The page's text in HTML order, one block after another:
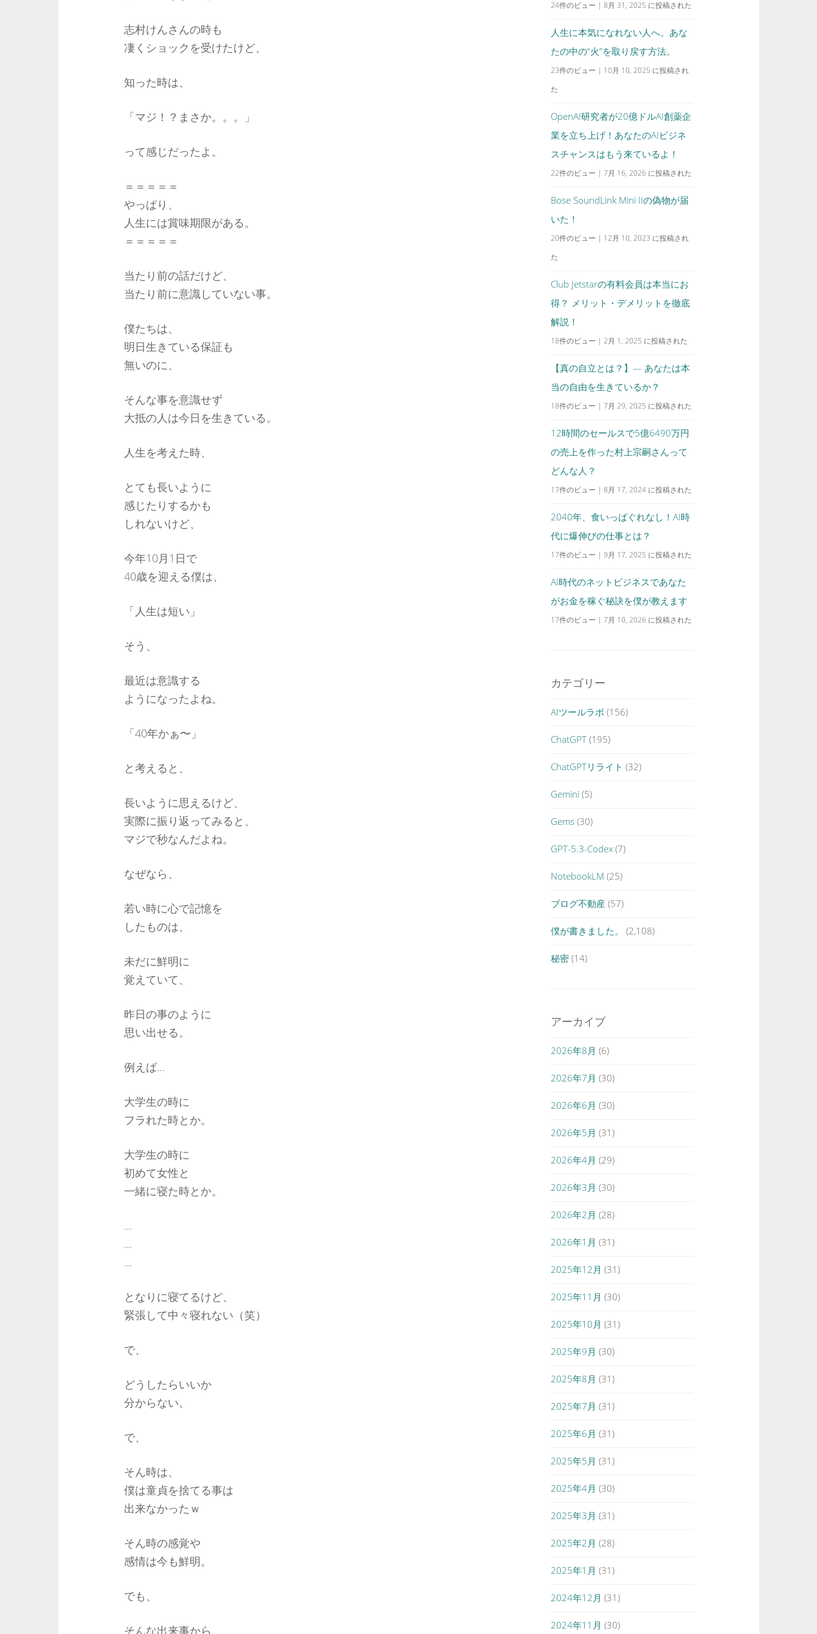
志村けんさんの時も
凄くショックを受けたけど、
知った時は、
「マジ！？まさか。。。」
って感じだったよ。
＝＝＝＝＝
やっぱり、
人生には賞味期限がある。
＝＝＝＝＝
当たり前の話だけど、
当たり前に意識していない事。
僕たちは、
明日生きている保証も
無いのに、
そんな事を意識せず
大抵の人は今日を生きている。
人生を考えた時、
とても長いように
感じたりするかも
しれないけど、
今年10月1日で
40歳を迎える僕は、
「人生は短い」
そう、
最近は意識する
ようになったよね。
「40年かぁ〜」
と考えると、
長いように思えるけど、
実際に振り返ってみると、
マジで秒なんだよね。
なぜなら、
若い時に心で記憶を
したものは、
未だに鮮明に
覚えていて、
昨日の事のように
思い出せる。
例えば…
大学生の時に
フラれた時とか。
大学生の時に
初めて女性と
一緒に寝た時とか。
…
…
…
となりに寝てるけど、
緊張して中々寝れない（笑）
で、
どうしたらいいか
分からない。
で、
そん時は、
僕は童貞を捨てる事は
出来なかったｗ
そん時の感覚や
感情は今も鮮明。
でも、
そんな出来事から
24件のビュー |8月 31, 2025 に投稿された
人生に本気になれない人へ。あな
たの中の“火”を取り戻す方法。
23件のビュー | 10月 10, 2025 に投稿され
た
OpenAI研究者が20億ドルAI創薬企
業を立ち上げ！あなたのAIビジネ
スチャンスはもう来ているよ！
22件のビュー |7月 16, 2026 に投稿された
Bose SoundLink Mini IIの偽物が届
いた！
20件のビュー | 12月 10, 2023 に投稿され
た
Club Jetstarの有料会員は本当にお
得？ メリット・デメリットを徹底
解説！
18件のビュー |2月 1, 2025 に投稿された
【真の自立とは？】— あなたは本
当の自由を生きているか？
18件のビュー |7月 29, 2025 に投稿された
12時間のセールスで5億6490万円
の売上を作った村上宗嗣さんって
どんな人？
17件のビュー |8月 17, 2024 に投稿された
2040年、食いっぱぐれなし！AI時
代に爆伸びの仕事とは？
17件のビュー |9月 17, 2025 に投稿された
AI時代のネットビジネスであなた
がお金を稼ぐ秘訣を僕が教えます
17件のビュー |7月 10, 2026 に投稿された
カテゴリー
AIツールラボ (156)
ChatGPT (195)
ChatGPTリライト (32)
Gemini (5)
Gems (30)
GPT-5.3-Codex (7)
NotebookLM (25)
ブログ不動産 (57)
僕が書きました。 (2,108)
秘密 (14)
アーカイブ
2026年8月 (6)
2026年7月 (30)
2026年6月 (30)
2026年5月 (31)
2026年4月 (29)
2026年3月 (30)
2026年2月 (28)
2026年1月 (31)
2025年12月 (31)
2025年11月 (30)
2025年10月 (31)
2025年9月 (30)
2025年8月 (31)
2025年7月 (31)
2025年6月 (31)
2025年5月 (31)
2025年4月 (30)
2025年3月 (31)
2025年2月 (28)
2025年1月 (31)
2024年12月 (31)
2024年11月 (30)